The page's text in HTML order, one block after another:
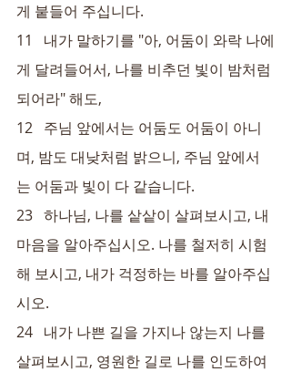
게 붙들어 주십니다.
11   내가 말하기를 "아, 어둠이 와락 나에
게 달려들어서, 나를 비추던 빛이 밤처럼
되어라" 해도,
12   주님 앞에서는 어둠도 어둠이 아니
며, 밤도 대낮처럼 밝으니, 주님 앞에서
는 어둠과 빛이 다 같습니다.
23   하나님, 나를 샅샅이 살펴보시고, 내
마음을 알아주십시오. 나를 철저히 시험
해 보시고, 내가 걱정하는 바를 알아주십
시오.
24   내가 나쁜 길을 가지나 않는지 나를
살펴보시고, 영원한 길로 나를 인도하여